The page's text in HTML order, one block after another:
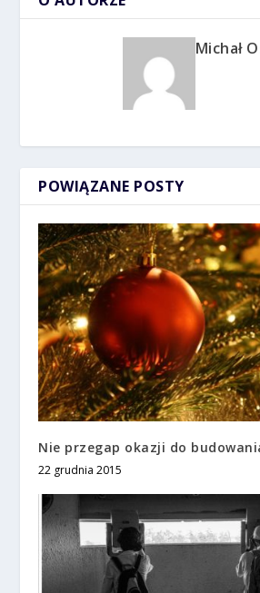
Michał
POWIĄZANE POSTY
Nie przegap okazji do
22 grudnia 2015